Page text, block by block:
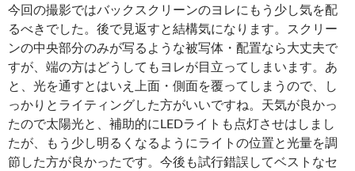
今回の撮影ではバックスクリーンのヨレにもう少し気を配
るべきでした。後で見返すと結構気になります。スクリー
ンの中央部分のみが写るような被写体・配置なら大丈夫で
すが、端の方はどうしてもヨレが目立ってしまいます。あ
と、光を通すとはいえ上面・側面を覆ってしまうので、し
っかりとライティングした方がいいですね。天気が良かっ
たので太陽光と、補助的にLEDライトも点灯させはしまし
たが、もう少し明るくなるようにライトの位置と光量を調
節した方が良かったです。今後も試行錯誤してベストなセ